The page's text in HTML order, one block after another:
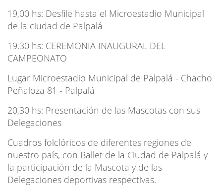
19,00 hs: Desfile hasta el Microestadio Municipal
de la ciudad de Palpalá
19,30 hs: CEREMONIA INAUGURAL DEL
CAMPEONATO
Lugar Microestadio Municipal de Palpalá - Chacho
Peñaloza 81 - Palpalá
20,30 hs: Presentación de las Mascotas con sus
Delegaciones
Cuadros folclóricos de diferentes regiones de
nuestro país, con Ballet de la Ciudad de Palpalá y
la participación de la Mascota y de las
Delegaciones deportivas respectivas.